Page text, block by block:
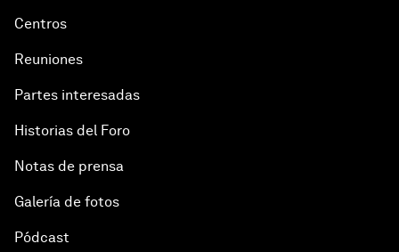
Centros
Reuniones
Partes interesadas
Historias del Foro
Notas de prensa
Galería de fotos
Pódcast